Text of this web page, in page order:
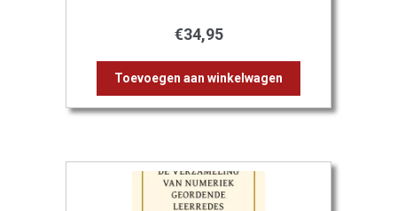
€34,95
Toevoegen aan winkelwagen